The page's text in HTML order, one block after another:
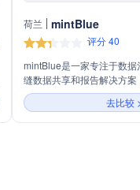
荷兰 mintBlue
评分 40
mintBlue是一家专注于数
缝数据共享和报告解决方
和访问控制。主营业务包
化合规性、集成数据共享
准的隐私保护数据基础设施
去比较